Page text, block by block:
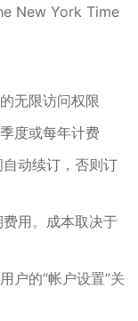
New York Time
无限访问权限
度或每年计费
动续订，否则订
用。成本取决于
户的“帐户设置”关